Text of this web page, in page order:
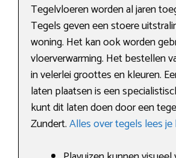
Tegelvloeren worden al jaren
Tegels geven een stoere
woning. Het kan ook worden
vloerverwarming. Het bestellen
in velerlei groottes en kleuren.
laten plaatsen is een
kunt dit laten doen door een
Zundert.Alles over tegels lees je